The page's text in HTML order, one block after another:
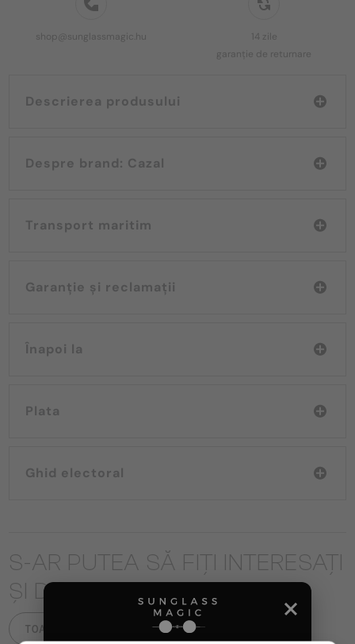
shop@sunglassmagic.hu
14 zile
garanție de returnare
Descrierea produsului
Despre brand: Cazal
Transport maritim
Garanție și reclamații
Înapoi la
Plata
Ghid electoral
S-AR PUTEA SĂ FIȚI INTERESAȚI
ȘI DE
TOATE PRODUSELE